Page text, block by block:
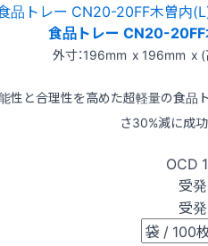
食品トレー CN20-
外寸：196mm x 196mm x
性と合理性を高めた超軽量の食品
さ30%減に成
OCD
受
受